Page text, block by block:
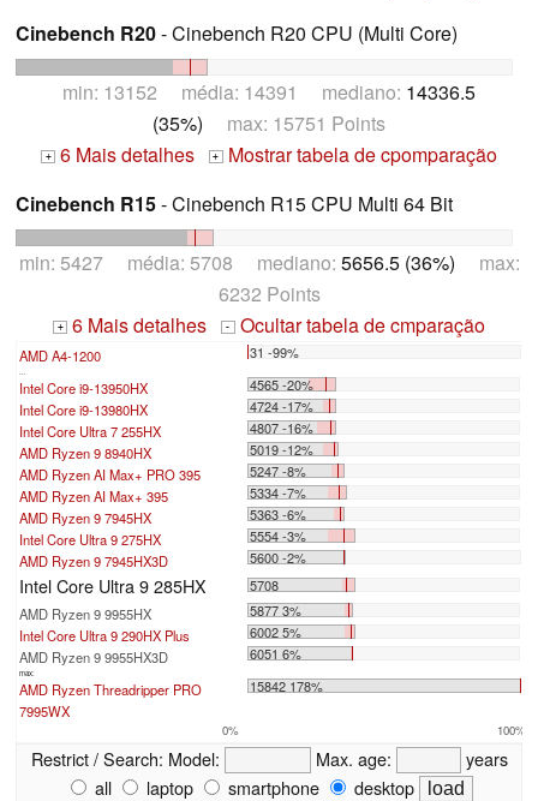
Cinebench R20- Cinebench R20 CPU (Multi Core)
min: 13152 média: 14391 mediano: 14336.5
(35%) max: 15751 Points
+ 6 Mais detalhes + Mostrar tabela de cpomparação
Cinebench R15- Cinebench R15 CPU Multi 64 Bit
min: 5427 média: 5708 mediano: 5656.5 (36%) max:
6232 Points
+ 6 Mais detalhes - Ocultar tabela de cmparação
AMD A4-1200 31 -99%
...
Intel Core i9-13950HX
4565 -20%
Intel Core i9-13980HX
4724 -17%
Intel Core Ultra 7 255HX
4807 -16%
AMD Ryzen 9 8940HX
5019 -12%
AMD Ryzen AI Max+ PRO 395
5247 -8%
AMD Ryzen AI Max+ 395
5334 -7%
AMD Ryzen 9 7945HX
5363 -6%
Intel Core Ultra 9 275HX
5554 -3%
AMD Ryzen 9 7945HX3D
5600 -2%
Intel Core Ultra 9 285HX
5708
AMD Ryzen 9 9955HX
5877 3%
Intel Core Ultra 9 290HX Plus
6002 5%
AMD Ryzen 9 9955HX3D
6051 6%
max:
AMD Ryzen Threadripper PRO
7995WX
15842 178%
0% 100%
Restrict / Search: Model: Max. age:
years
all
laptop smartphone desktop